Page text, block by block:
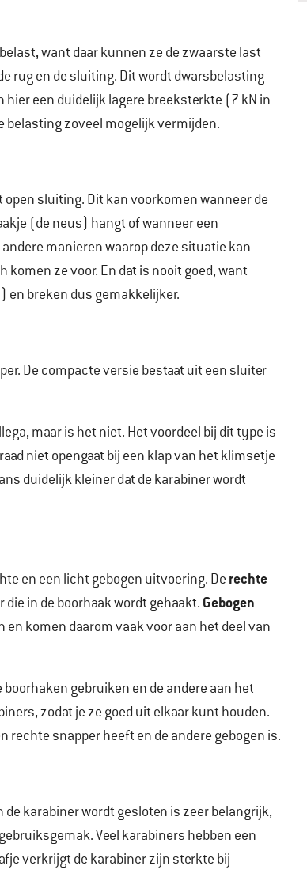
want daar kunnen ze de zwaarste last
rug en de sluiting. Dit wordt dwarsbelasting
hier een duidelijk lagere breeksterkte (7 kN in
belasting zoveel mogelijk vermijden.
sluiting. Dit kan voorkomen wanneer de
(de neus) hangt of wanneer een
manieren waarop deze situatie kan
ze voor. En dat is nooit goed, want
en breken dus gemakkelijker.
De compacte versie bestaat uit een sluiter
maar is het niet. Het voordeel bij dit type is
niet opengaat bij een klap van het klimsetje
duidelijk kleiner dat de karabiner wordt
en een licht gebogen uitvoering. De rechte
in de boorhaak wordt gehaakt. Gebogen
komen daarom vaak voor aan het deel van
gebruiken en de andere aan het
zodat je ze goed uit elkaar kunt houden.
rechte snapper heeft en de andere gebogen is.
karabiner wordt gesloten is zeer belangrijk,
Veel karabiners hebben een
verkrijgt de karabiner zijn sterkte bij